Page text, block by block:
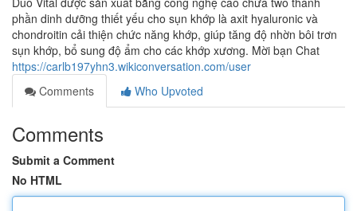
phần dinh dưỡng thiết yếu cho sụn khớp là axit hyaluronic và
chondroitin cải thiện chức năng khớp, giúp tăng độ nhờn bôi trơn
sụn khớp, bổ sung độ ẩm cho các khớp xương. Mời bạn Chat
https://carlb197yhn3.wikiconversation.com/user
Comments
Who Upvoted
Comments
Submit a Comment
No HTML